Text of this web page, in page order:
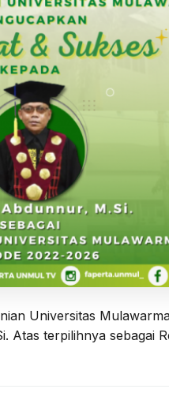
Universitas
Atas terpilihnya sebagai